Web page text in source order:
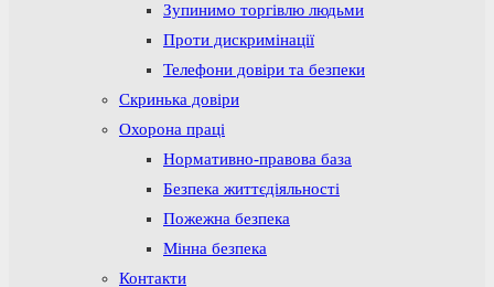
Зупинимо торгівлю людьми
Проти дискримінації
Телефони довіри та безпеки
Скринька довіри
Охорона праці
Нормативно-правова база
Безпека життєдіяльності
Пожежна безпека
Мінна безпека
Контакти